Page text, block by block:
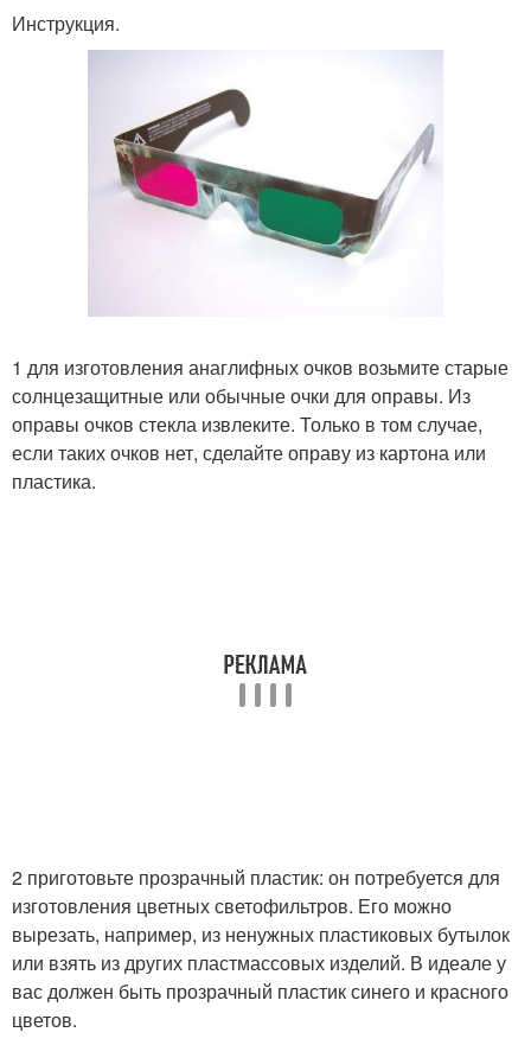
Инструкция.
1 для изготовления анаглифных очков возьмите старые
солнцезащитные или обычные очки для оправы. Из
оправы очков стекла извлеките. Только в том случае,
если таких очков нет, сделайте оправу из картона или
пластика.
2 приготовьте прозрачный пластик: он потребуется для
изготовления цветных светофильтров. Его можно
вырезать, например, из ненужных пластиковых бутылок
или взять из других пластмассовых изделий. В идеале у
вас должен быть прозрачный пластик синего и красного
цветов.